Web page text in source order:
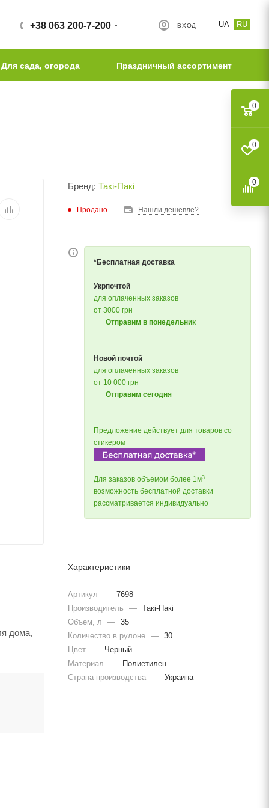
UA RU
ВХОД
+38 063 200-7-200
Для сада, огорода Праздничный ассортимент
дома,
Бренд: Такі-Пакі
Продано Нашли дешевле?
*Бесплатная доставка
Укрпочтой
для оплаченных заказов
от 3000 грн
Отправим в понедельник
Новой почтой
для оплаченных заказов
от 10 000 грн
Отправим сегодня
Предложение действует для товаров со
стикером
Для заказов объемом более 1м3
возможность бесплатной доставки
рассматривается индивидуально
Характеристики
Артикул — 7698
Производитель
— Такі-Пакі
Объем, л
— 35
Количество в рулоне — 30
Цвет —
Черный
Материал
—
Полиетилен
Страна производства — Украина
0
0
0